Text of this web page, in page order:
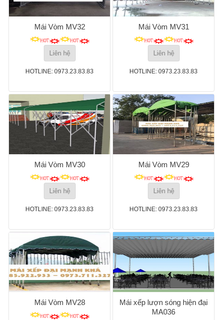
Mái Vòm MV32
Liên hệ
HOTLINE: 0973.23.83.83
Mái Vòm MV31
Liên hệ
HOTLINE: 0973.23.83.83
Mái Vòm MV30
Liên hệ
HOTLINE: 0973.23.83.83
Mái Vòm MV29
Liên hệ
HOTLINE: 0973.23.83.83
Mái Vòm MV28
Mái xếp lượn sóng hiện đại
MA036